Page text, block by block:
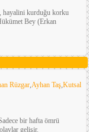
hayalini kurduğu korku
Bey (Erkan
Rüzgar,Ayhan Taş,Kutsal
bir hafta ömrü
gelişir.